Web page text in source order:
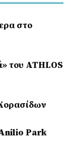
στο
του ATHLOS
Anilio Park